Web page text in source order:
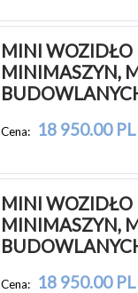
MINI WOZIDŁO
MINIMASZYN,
Cena: 18 950.00
MINI WOZIDŁO
MINIMASZYN,
Cena: 18 950.00